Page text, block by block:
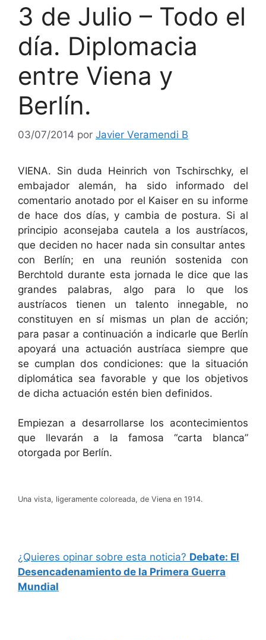
3 de Julio – Todo el
día. Diplomacia
entre Viena y
Berlín.
03/07/2014 por Javier Veramendi B
VIENA. Sin duda Heinrich von Tschirschky, el
embajador alemán, ha sido informado del
comentario anotado por el Kaiser en su informe
de hace dos días, y cambia de postura. Si al
principio aconsejaba cautela a los austríacos,
que deciden no hacer nada sin consultar antes
con Berlín; en una reunión sostenida con
Berchtold durante esta jornada le dice que las
grandes palabras, algo para lo que los
austríacos tienen un talento innegable, no
constituyen en sí mismas un plan de acción;
para pasar a continuación a indicarle que Berlín
apoyará una actuación austríaca siempre que
se cumplan dos condiciones: que la situación
diplomática sea favorable y que los objetivos
de dicha actuación estén bien definidos.
Empiezan a desarrollarse los acontecimientos
que llevarán a la famosa “carta blanca”
otorgada por Berlín.
Una vista, ligeramente coloreada, de Viena en 1914.
¿Quieres opinar sobre esta noticia? Debate: El
Desencadenamiento de la Primera Guerra
Mundial